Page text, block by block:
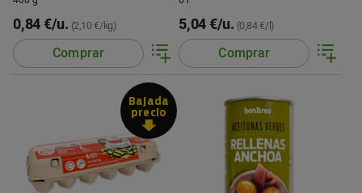
0,84 €/u. (2,10 €/kg)
Comprar
5,04 €/u. (0,84 €/l)
Comprar
Bajada
precio